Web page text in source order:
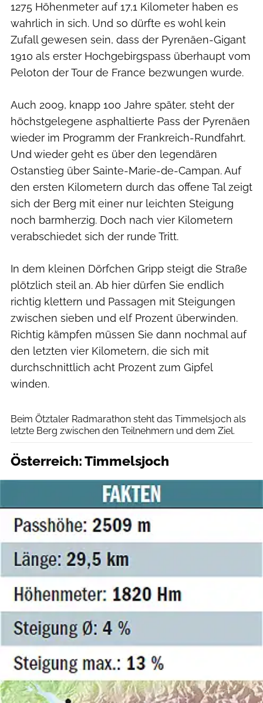
1275 Höhenmeter auf 17,1 Kilometer haben es
wahrlich in sich. Und so dürfte es wohl kein
Zufall gewesen sein, dass der Pyrenäen-Gigant
1910 als erster Hochgebirgspass überhaupt vom
Peloton der Tour de France bezwungen wurde.
Auch 2009, knapp 100 Jahre später, steht der
höchstgelegene asphaltierte Pass der Pyrenäen
wieder im Programm der Frankreich-Rundfahrt.
Und wieder geht es über den legendären
Ostanstieg über Sainte-Marie-de-Campan. Auf
den ersten Kilometern durch das offene Tal zeigt
sich der Berg mit einer nur leichten Steigung
noch barmherzig. Doch nach vier Kilometern
verabschiedet sich der runde Tritt.
In dem kleinen Dörfchen Gripp steigt die Straße
plötzlich steil an. Ab hier dürfen Sie endlich
richtig klettern und Passagen mit Steigungen
zwischen sieben und elf Prozent überwinden.
Richtig kämpfen müssen Sie dann nochmal auf
den letzten vier Kilometern, die sich mit
durchschnittlich acht Prozent zum Gipfel
winden.
Beim Ötztaler Radmarathon steht das Timmelsjoch als
letzte Berg zwischen den Teilnehmern und dem Ziel.
Österreich: Timmelsjoch